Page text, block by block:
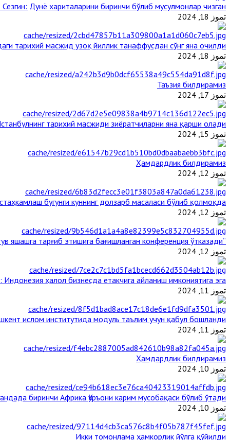
Дунё хариталарини биринчи бўлиб мусулмонлар чизган
تموز 18, 2024
тарихий масжид узоқ йиллик танаффусдан сўнг яна очилди
تموز 18, 2024
Таъзия билдирамиз
تموز 17, 2024
тарихий масжиди зиёратчиларни яна қарши олади
تموز 15, 2024
Ҳамдардлик билдирамиз
تموز 12, 2024
бугунги куннинг долзарб масаласи бўлиб қолмоқда
تموز 12, 2024
“Ал-Азҳар” Таиландда динларнинг тинч-тотув яшашга тарғиб этишига бағишланган конференция ўтказади
تموز 12, 2024
ҳалол бизнесда етакчига айланиш имкониятига эга
تموز 11, 2024
ислом институтида модуль таълим учун қабул бошланди
تموز 11, 2024
Ҳамдардлик билдирамиз
تموز 10, 2024
биринчи Aфрика Қуръони карим мусобақаси бўлиб ўтади
تموز 10, 2024
Икки томонлама ҳамкорлик йўлга қўйилди